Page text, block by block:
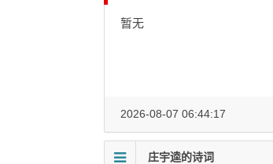
暂无
2026-08-07 06:44:17
庄宇逵的诗词